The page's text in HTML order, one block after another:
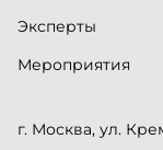
Эксперты
Мероприятия
г. Москва, ул.